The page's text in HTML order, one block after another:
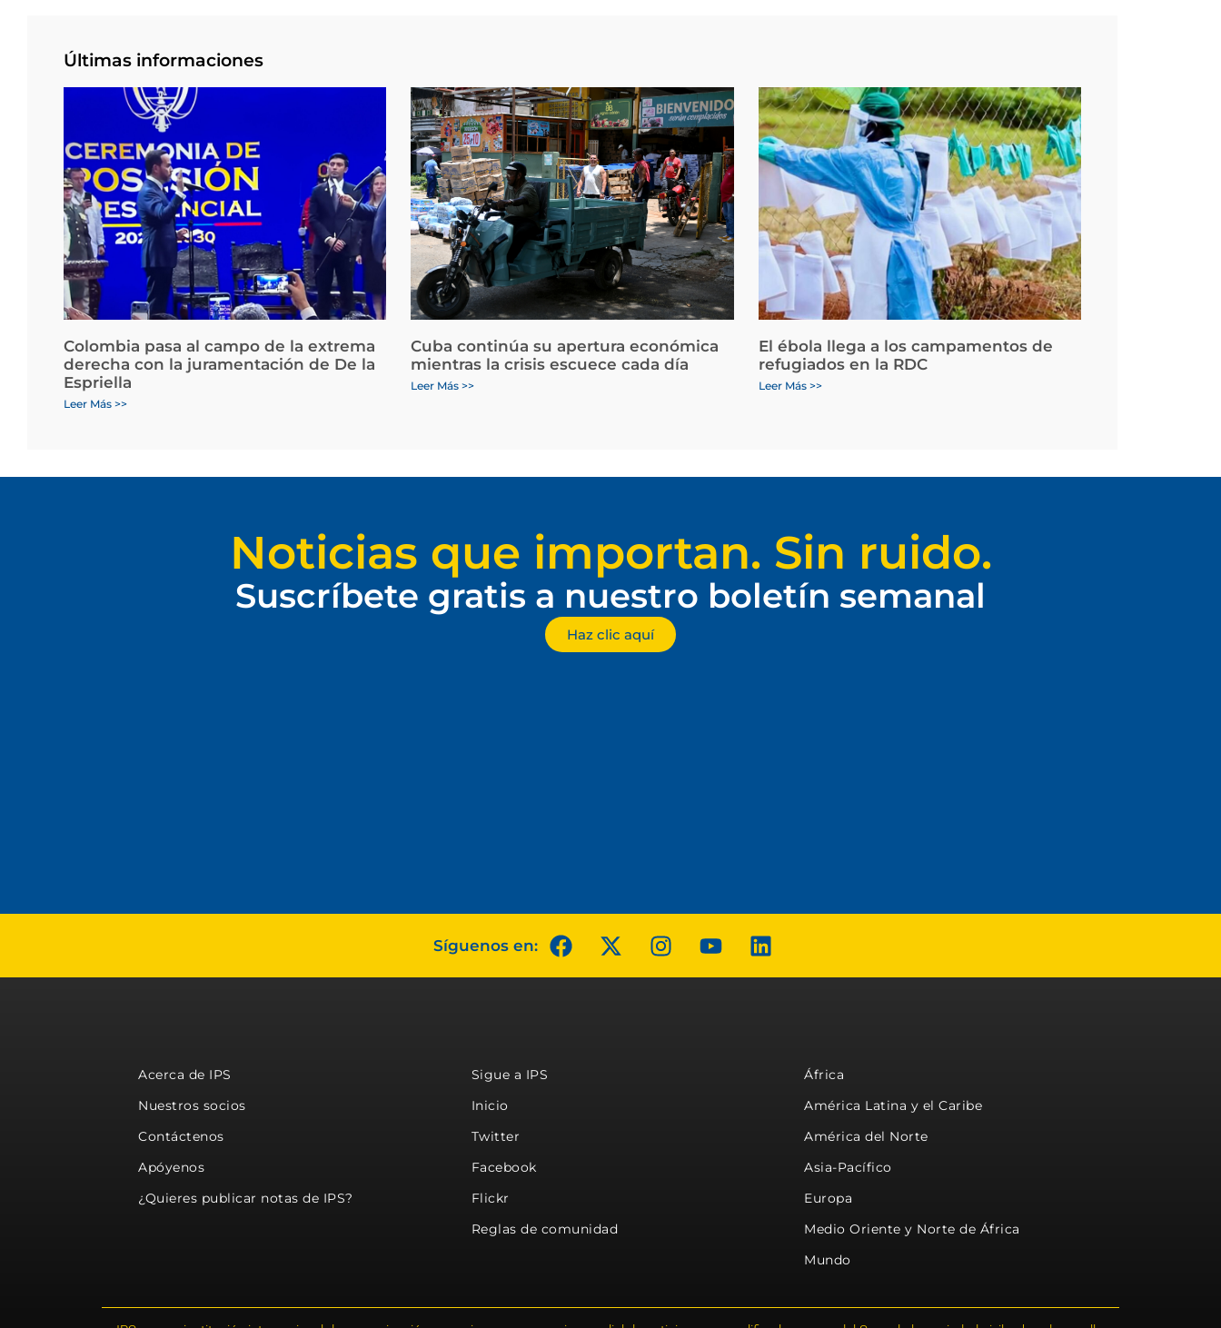
Últimas informaciones
Colombia pasa al campo de la extrema
derecha con la juramentación de De la
Espriella
Leer Más >>
Cuba continúa su apertura económica
mientras la crisis escuece cada día
Leer Más >>
El ébola llega a los campamentos de
refugiados en la RDC
Leer Más >>
Noticias que importan. Sin ruido.
Suscríbete gratis a nuestro boletín semanal
Haz clic aquí
Síguenos en:
Acerca de IPS
Nuestros socios
Contáctenos
Apóyenos
¿Quieres publicar notas de IPS?
Sigue a IPS
Inicio
Twitter
Facebook
Flickr
Reglas de comunidad
África
América Latina y el Caribe
América del Norte
Asia-Pacífico
Europa
Medio Oriente y Norte de África
Mundo